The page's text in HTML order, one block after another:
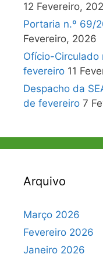
12 Fevereiro,
Portaria n.º 69/
Fevereiro, 2026
Ofício-Circulado
fevereiro 11
Despacho da
de fevereiro 7
Arquivo
Março 2026
Fevereiro 2026
Janeiro 2026